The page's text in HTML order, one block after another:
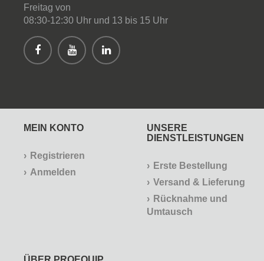
Freitag von
08:30-12:30 Uhr und 13 bis 15 Uhr
MEIN KONTO
Registrieren
Anmelden
UNSERE
DIENSTLEISTUNGEN
Erste Bestellung
Versand & Lieferung
Rücknahme und
Umtausch